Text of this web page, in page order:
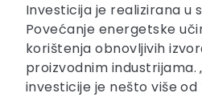
Investicija je realizirana u
Povećanje energetske
korištenja obnovljivih
proizvodnim industrijama.
investicije je nešto više od